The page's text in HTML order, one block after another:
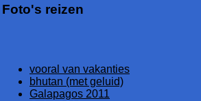
Foto's reizen
vooral van vakanties
bhutan (met geluid)
Galapagos 2011